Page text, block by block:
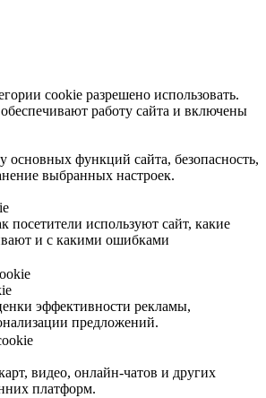
cookie разрешено использовать.
работу сайта и включены
основных функций сайта, безопасность,
выбранных настроек.
посетители используют сайт, какие
и с какими ошибками
эффективности рекламы,
предложений.
видео, онлайн-чатов и других
платформ.